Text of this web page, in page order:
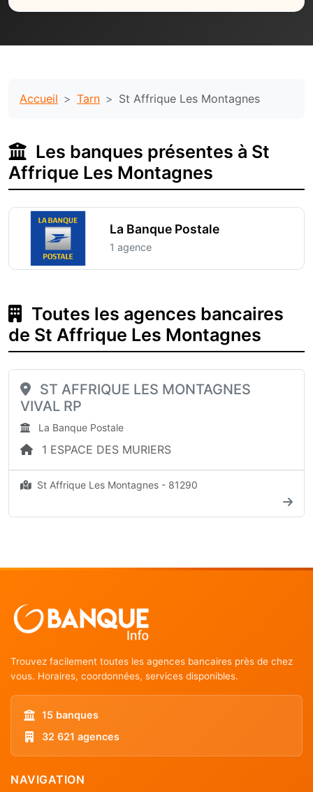
Accueil Tarn St Affrique Les Montagnes
Les banques présentes à St
Affrique Les Montagnes
La Banque Postale
1 agence
Toutes les agences bancaires
de St Affrique Les Montagnes
ST AFFRIQUE LES MONTAGNES
VIVAL RP
La Banque Postale
1 ESPACE DES MURIERS
St Affrique Les Montagnes - 81290
Trouvez facilement toutes les agences bancaires près de chez
vous. Horaires, coordonnées, services disponibles.
15 banques
32 621 agences
NAVIGATION